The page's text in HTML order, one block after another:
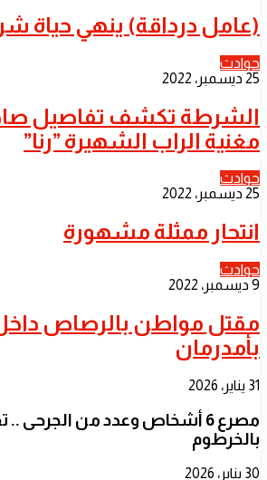
(عامل درداقة) ينهي حياة
حوادث
25 ديسمبر، 2022
الشرطة تكشف تفاصيل
مغنية الراب الشهيرة ”رنا”
حوادث
25 ديسمبر، 2022
انتحار ممثلة مشهورة
حوادث
9 ديسمبر، 2022
مقتل مواطن بالرصاص
بأمدرمان
31 يناير، 2026
مصرع 6 أشخاص وعدد من الجرحى
بالخرطوم
30 يناير، 2026